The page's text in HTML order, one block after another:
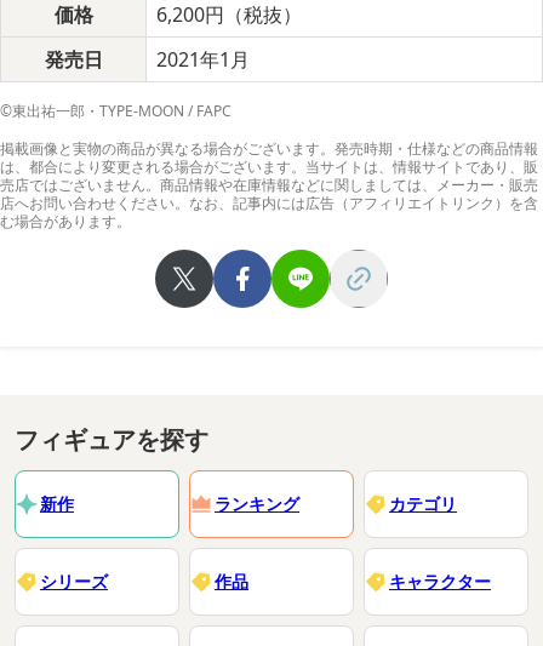
価格
6,200円（税抜）
発売日
2021年1月
©東出祐一郎・TYPE-MOON / FAPC
掲載画像と実物の商品が異なる場合がございます。発売時期・仕様などの商品情報
は、都合により変更される場合がございます。当サイトは、情報サイトであり、販
売店ではございません。商品情報や在庫情報などに関しましては、メーカー・販売
店へお問い合わせください。なお、記事内には広告（アフィリエイトリンク）を含
む場合があります。
フィギュアを探す
新作 ランキング カテゴリ
シリーズ 作品 キャラクター